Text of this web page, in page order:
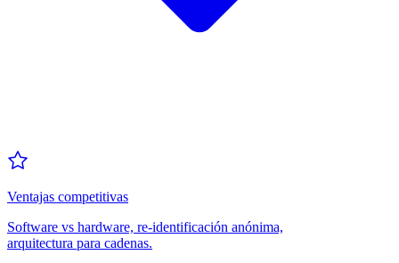
Ventajas competitivas
Software vs hardware, re-identificación anónima,
arquitectura para cadenas.